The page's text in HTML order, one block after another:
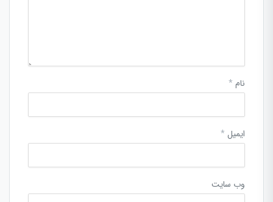
نام *
ایمیل *
وب‌ سایت